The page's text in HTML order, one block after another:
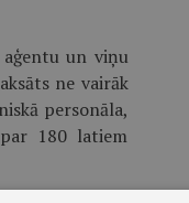
un viņu
ne vairāk
personāla,
180 latiem